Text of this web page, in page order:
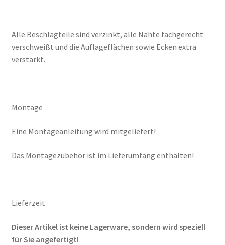
Alle Beschlagteile sind verzinkt, alle Nähte fachgerecht
verschweißt und die Auflageflächen sowie Ecken extra
verstärkt.
Montage
Eine Montageanleitung wird mitgeliefert!
Das Montagezubehör ist im Lieferumfang enthalten!
Lieferzeit
Dieser Artikel ist keine Lagerware, sondern wird speziell
für Sie angefertigt!